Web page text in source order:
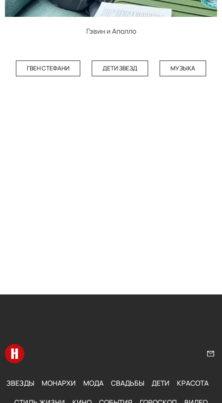
Гэвин и Аполло
ГВЕН СТЕФАНИ ДЕТИ ЗВЕЗД МУЗЫКА
Перейти на главную
ЗВЕЗДЫ МОНАРХИ МОДА СВАДЬБЫ ДЕТИ КРАСОТА